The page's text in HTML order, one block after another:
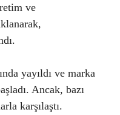
ve
yayıldı ve marka
Ancak, bazı
karşılaştı.